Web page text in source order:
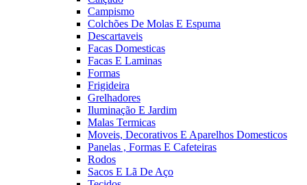
Campismo
Colchões De Molas E Espuma
Descartaveis
Facas Domesticas
Facas E Laminas
Formas
Frigideira
Grelhadores
Iluminação E Jardim
Malas Termicas
Moveis, Decorativos E Aparelhos Domesticos
Panelas , Formas E Cafeteiras
Rodos
Sacos E Lã De Aço